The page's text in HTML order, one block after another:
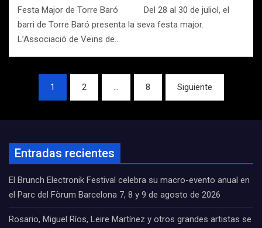
Festa Major de Torre Baró Del 28 al 30 de juliol, el
barri de Torre Baró presenta la seva festa major.
L’Associació de Veïns de…
Navegación
entradas
1 2 … 8 Siguiente
Entradas recientes
El Brunch Electronik Festival celebra su macro-evento anual en
el Parc del Fòrum Barcelona 7, 8 y 9 de agosto de 2026
Rosario, Miguel Ríos, Leire Martínez y otros grandes artistas se